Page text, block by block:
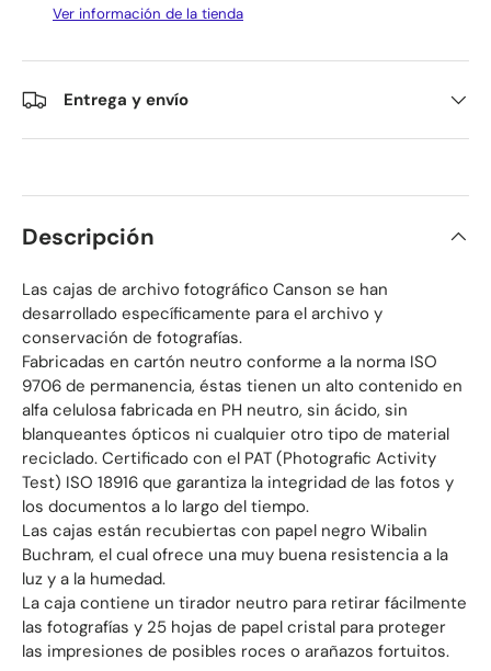
Ver información de la tienda
Entrega y envío
Descripción
Las cajas de archivo fotográfico Canson se han
desarrollado específicamente para el archivo y
conservación de fotografías.
Fabricadas en cartón neutro conforme a la norma ISO
9706 de permanencia, éstas tienen un alto contenido en
alfa celulosa fabricada en PH neutro, sin ácido, sin
blanqueantes ópticos ni cualquier otro tipo de material
reciclado. Certificado con el PAT (Photografic Activity
Test) ISO 18916 que garantiza la integridad de las fotos y
los documentos a lo largo del tiempo.
Las cajas están recubiertas con papel negro Wibalin
Buchram, el cual ofrece una muy buena resistencia a la
luz y a la humedad.
La caja contiene un tirador neutro para retirar fácilmente
las fotografías y 25 hojas de papel cristal para proteger
las impresiones de posibles roces o arañazos fortuitos.